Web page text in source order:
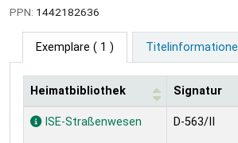
PPN: 1442182636
Exemplare ( 1 )
Exemplare
Heimatbibliothek Signatur
ISE-Straßenwesen D-563/II